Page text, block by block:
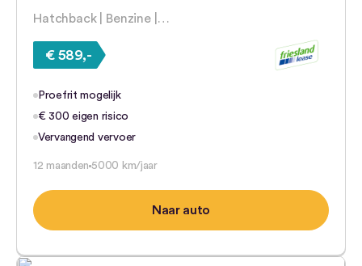
Hatchback | Benzine |…
€ 589,-
Proefrit mogelijk
€ 300 eigen risico
Vervangend vervoer
12 maanden 5000 km/jaar
Naar auto